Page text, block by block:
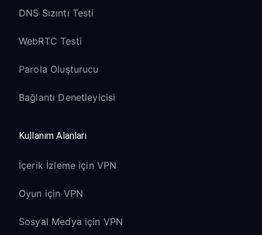
DNS Sızıntı Testi
WebRTC Testi
Parola Oluşturucu
Bağlantı Denetleyicisi
Kullanım Alanları
İçerik İzleme için VPN
Oyun için VPN
Sosyal Medya için VPN